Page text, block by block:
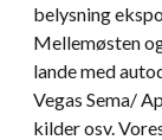
belysning
Mellemøsten
lande med
Vegas Sema/
kilder osv.